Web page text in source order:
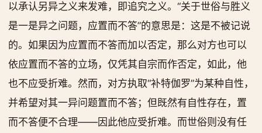
以承认另异之义来发难，即追究之义。“关于世俗与胜义
是一是异之问题，应置而不答”的意思是：这是不被记说
的。如果因为应置而不答而加以否定，那么对方也可以
依应置而不答的立场，仅凭其自宗而作否定，如此，他
也不应受折难。然而，对方执取“补特伽罗”为某种自性，
并希望对其一异问题置而不答；但既然有自性存在，置
而不答便不合理——因此他应受折难。而世俗则没有任